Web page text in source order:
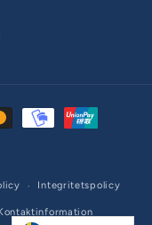
Integritetspolicy